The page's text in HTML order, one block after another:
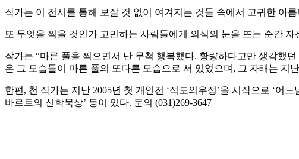
작가는 이 전시를 통해 보잘 것 없이 여겨지는 것들 속에서 고귀한 아
또 무엇을 찍을 것인가 고민하는 사람들에게 의식의 눈을 뜨는 순간
작가는 “마른 풀을 찍으면서 난 무척 행복했다. 황량하다고만 생각했
은 그 모습들이 마른 풀의 또다른 모습으로 서 있었으며, 그 자태는 지
한편, 천 작가는 지난 2005년 첫 개인전 ‘적도의우정’을 시작으로 ‘어
바르트의 신학묵상’ 등이 있다. 문의 (031)269-3647